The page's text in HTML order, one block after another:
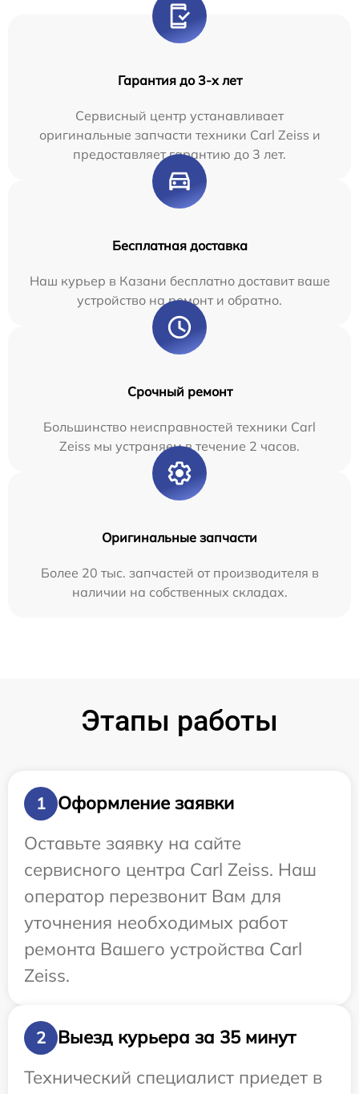
Гарантия до 3-х лет
Сервисный центр устанавливает
оригинальные запчасти техники Carl Zeiss и
предоставляет гарантию до 3 лет.
Бесплатная доставка
Наш курьер в Казани бесплатно доставит ваше
устройство на ремонт и обратно.
Срочный ремонт
Большинство неисправностей техники Carl
Zeiss мы устраняем в течение 2 часов.
Оригинальные запчасти
Более 20 тыс. запчастей от производителя в
наличии на собственных складах.
Этапы работы
1
Оформление заявки
Оставьте заявку на сайте
сервисного центра Carl Zeiss. Наш
оператор перезвонит Вам для
уточнения необходимых работ
ремонта Вашего устройства Carl
Zeiss.
2
Выезд курьера за 35 минут
Технический специалист приедет в